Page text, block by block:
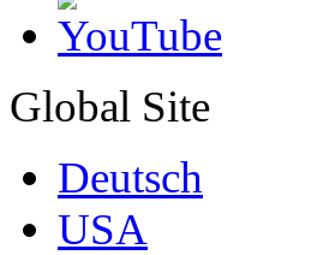
Global Site
Deutsch
USA